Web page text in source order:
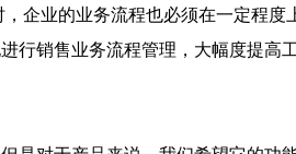
业的业务流程也必须在一定程度
行销售业务流程管理，大幅度提高工